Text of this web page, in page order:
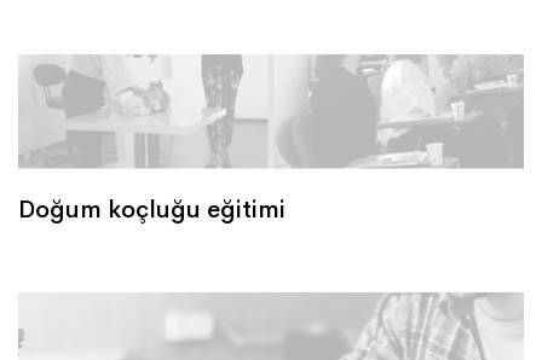
Doğum koçluğu eğitimi